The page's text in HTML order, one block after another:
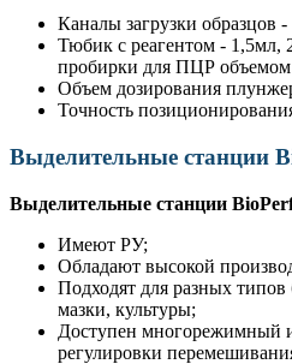
Каналы загрузки образцов -
Тюбик с реагентом - 1,5мл,
пробирки для ПЦР
Объем дозирования
Точность
Выделительные станции
Выделительные станции
Имеют РУ;
Обладают высокой
Подходят для разных
мазки, культуры;
Доступен многорежимный
регулировки